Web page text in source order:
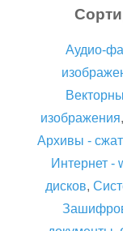
Аудио-
изображения,
Архивы -
Интернет -
дисков,